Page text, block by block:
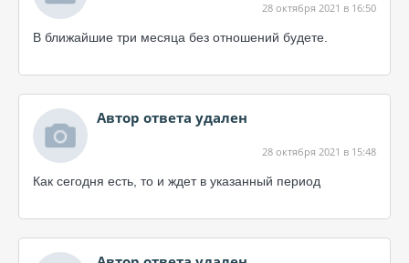
28 октября 2021 в 16:50
В ближайшие три месяца без отношений будете.
Автор ответа удален
28 октября 2021 в 15:48
Как сегодня есть, то и ждет в указанный период